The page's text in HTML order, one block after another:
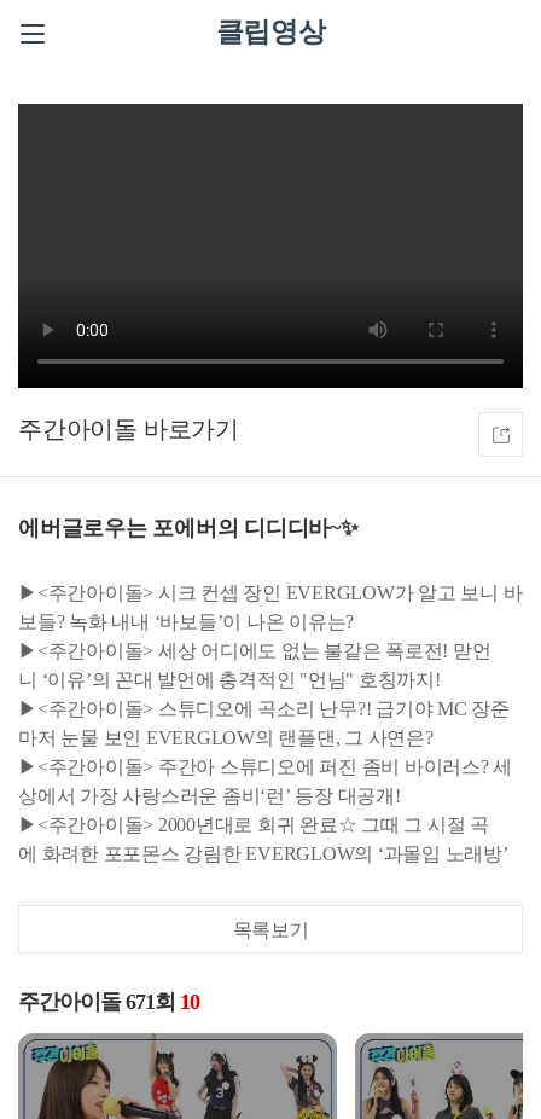
클립영상
주간아이돌
에버글로우는 포에버의 디디디바~✨
▶<주간아이돌> 시크 컨셉 장인 EVERGLOW가 알고 보니 바
보들? 녹화 내내 ‘바보들’이 나온 이유는?
▶<주간아이돌> 세상 어디에도 없는 불같은 폭로전! 맏언
니 ‘이유’의 꼰대 발언에 충격적인 "언님" 호칭까지!
▶<주간아이돌> 스튜디오에 곡소리 난무?! 급기야 MC 장준
마저 눈물 보인 EVERGLOW의 랜플댄, 그 사연은?
▶<주간아이돌> 주간아 스튜디오에 퍼진 좀비 바이러스? 세
상에서 가장 사랑스러운 좀비‘런’ 등장 대공개!
▶<주간아이돌> 2000년대로 회귀 완료☆ 그때 그 시절 곡
에 화려한 포포몬스 강림한 EVERGLOW의 ‘과몰입 노래방’
목록보기
주간아이돌 671회 10